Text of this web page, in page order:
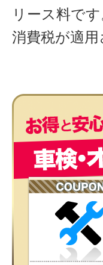
リース料で
消費税が適